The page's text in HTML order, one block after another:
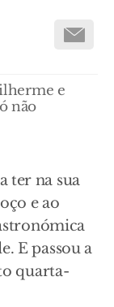
e
não
ter na sua
e ao
E passou a
quarta-